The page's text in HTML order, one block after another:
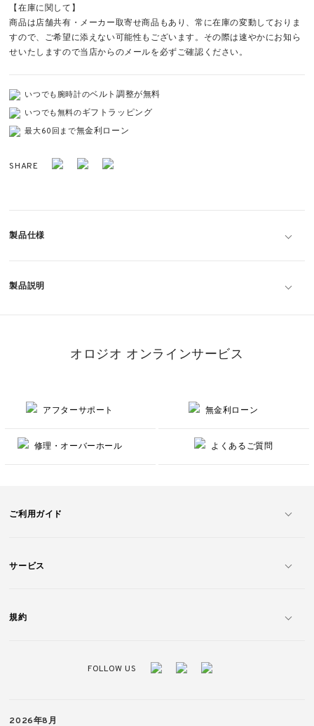
【在庫に関して】
商品は店舗共有・メーカー取寄せ商品もあり、常に在庫の変動しておりま
すので、ご希望に添えない可能性もございます。その際は速やかにお知ら
せいたしますので当店からのメールを必ずご確認ください。
いつでも腕時計のベルト調整が無料
いつでも無料のギフトラッピング
最大60回まで無金利ローン
SHARE
製品仕様
製品説明
オロジオ オンラインサービス
アフターサポート 無金利ローン
修理・オーバーホール よくあるご質問
ご利用ガイド
サービス
規約
FOLLOW US
2026年8月